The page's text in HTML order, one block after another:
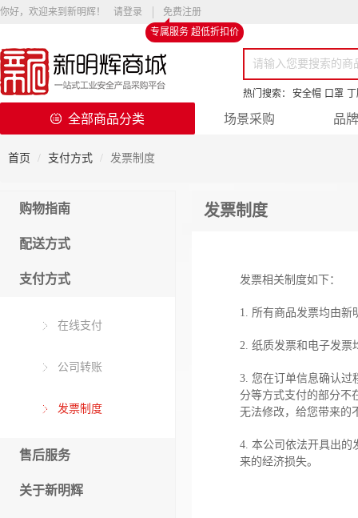
你好，欢迎来到新明辉！ 请登录
免费注册
专属服务 超低折扣价
热门搜索： 安全帽 口罩
全部商品分类 场景采购 品
首页 支付方式 发票制度
购物指南
配送方式
支付方式
在线支付
公司转账
发票制度
售后服务
关于新明辉
发票制度
发票相关制度如下：
1. 所有商品发票均由新
2. 纸质发票和电子发票
3. 您在订单信息确认过
分等方式支付的部分不
无法修改，给您带来的
4. 本公司依法开具出的
来的经济损失。